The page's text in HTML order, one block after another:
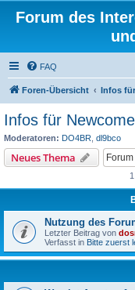
Forum des
FAQ
Foren-Übersicht Infos
Infos für
Moderatoren: DO4BR dl9bco
Neues Thema
Nutzung des
Letzter Beitrag von
Verfasst in Bitte zuerst